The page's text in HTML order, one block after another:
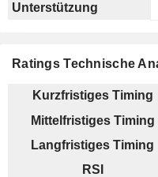
Unterstützung
Ratings Technische
Kurzfristiges Timing
Mittelfristiges Timing
Langfristiges Timing
RSI